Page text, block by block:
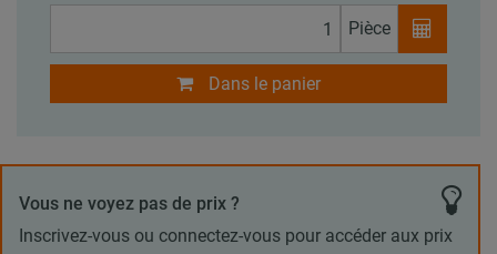
Pièce
Dans le panier
Vous ne voyez pas de prix ?
Inscrivez-vous ou connectez-vous pour accéder aux prix